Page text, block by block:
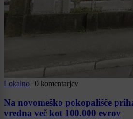
Lokalno 0 komentarjev
Na novomeško pokopališče
vredna več kot 100.000 evrov